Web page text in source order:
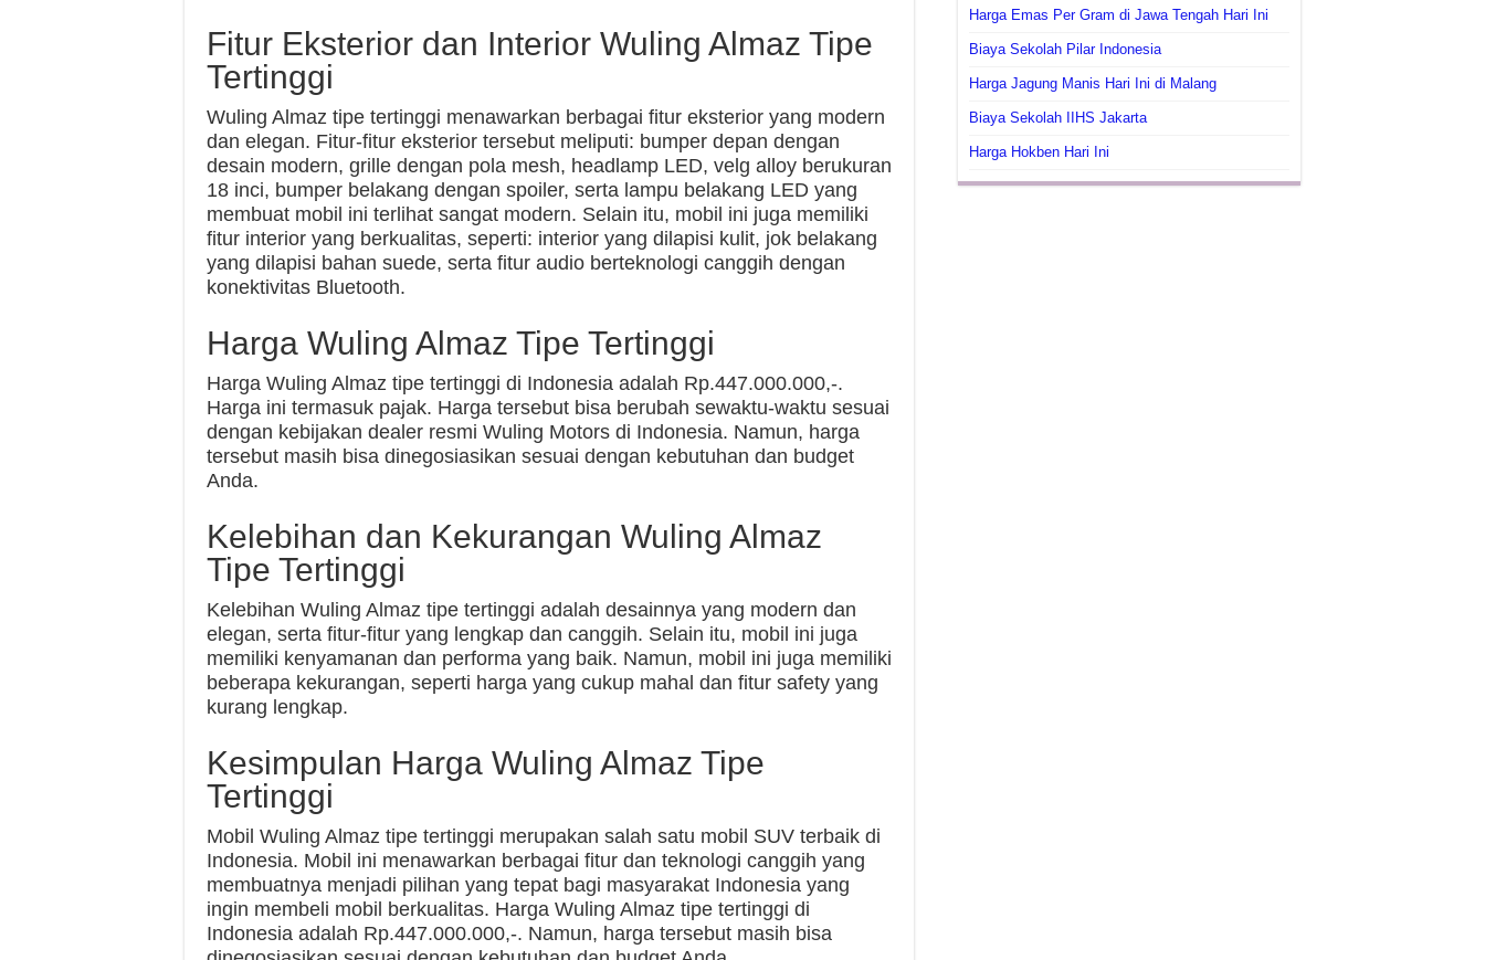
Fitur Eksterior dan Interior Wuling Almaz Tipe
Tertinggi
Wuling Almaz tipe tertinggi menawarkan berbagai fitur eksterior yang modern
dan elegan. Fitur-fitur eksterior tersebut meliputi: bumper depan dengan
desain modern, grille dengan pola mesh, headlamp LED, velg alloy berukuran
18 inci, bumper belakang dengan spoiler, serta lampu belakang LED yang
membuat mobil ini terlihat sangat modern. Selain itu, mobil ini juga memiliki
fitur interior yang berkualitas, seperti: interior yang dilapisi kulit, jok belakang
yang dilapisi bahan suede, serta fitur audio berteknologi canggih dengan
konektivitas Bluetooth.
Harga Wuling Almaz Tipe Tertinggi
Harga Wuling Almaz tipe tertinggi di Indonesia adalah Rp.447.000.000,-.
Harga ini termasuk pajak. Harga tersebut bisa berubah sewaktu-waktu sesuai
dengan kebijakan dealer resmi Wuling Motors di Indonesia. Namun, harga
tersebut masih bisa dinegosiasikan sesuai dengan kebutuhan dan budget
Anda.
Kelebihan dan Kekurangan Wuling Almaz
Tipe Tertinggi
Kelebihan Wuling Almaz tipe tertinggi adalah desainnya yang modern dan
elegan, serta fitur-fitur yang lengkap dan canggih. Selain itu, mobil ini juga
memiliki kenyamanan dan performa yang baik. Namun, mobil ini juga memiliki
beberapa kekurangan, seperti harga yang cukup mahal dan fitur safety yang
kurang lengkap.
Kesimpulan Harga Wuling Almaz Tipe
Tertinggi
Mobil Wuling Almaz tipe tertinggi merupakan salah satu mobil SUV terbaik di
Indonesia. Mobil ini menawarkan berbagai fitur dan teknologi canggih yang
membuatnya menjadi pilihan yang tepat bagi masyarakat Indonesia yang
ingin membeli mobil berkualitas. Harga Wuling Almaz tipe tertinggi di
Indonesia adalah Rp.447.000.000,-. Namun, harga tersebut masih bisa
Harga Emas Per Gram di Jawa Tengah Hari Ini
Biaya Sekolah Pilar Indonesia
Harga Jagung Manis Hari Ini di Malang
Biaya Sekolah IIHS Jakarta
Harga Hokben Hari Ini